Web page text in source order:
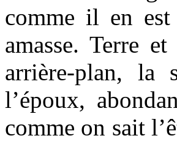
comme il en
amasse. Terre
arrière-plan, la
l’époux,
comme on sait